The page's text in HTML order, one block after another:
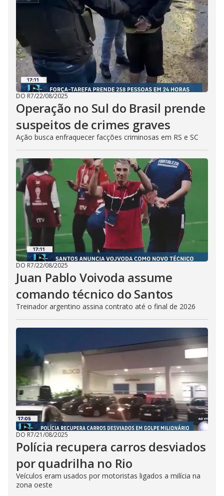
DO R7/22/08/2025
Operação no Sul do Brasil prende
suspeitos de crimes graves
Ação busca enfraquecer facções criminosas em RS e SC
DO R7/22/08/2025
Juan Pablo Voivoda assume
comando técnico do Santos
Treinador argentino assina contrato até o final de 2026
DO R7/21/08/2025
Polícia recupera carros desviados
por quadrilha no Rio
Veículos eram usados por motoristas ligados a milícia na
zona oeste